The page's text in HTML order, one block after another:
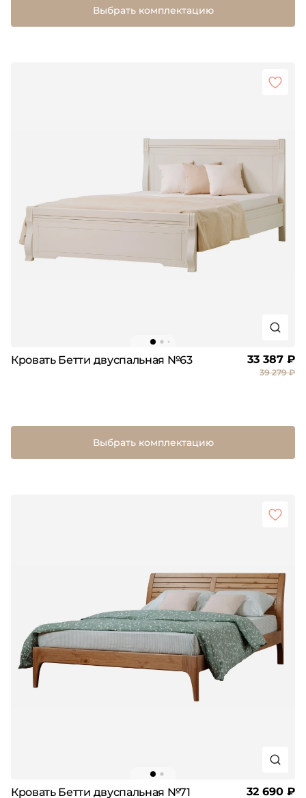
Выбрать комплектацию
Кровать Бетти двуспальная №63 33 387 ₽
39 279 ₽
Выбрать комплектацию
Кровать Бетти двуспальная №71 32 690 ₽